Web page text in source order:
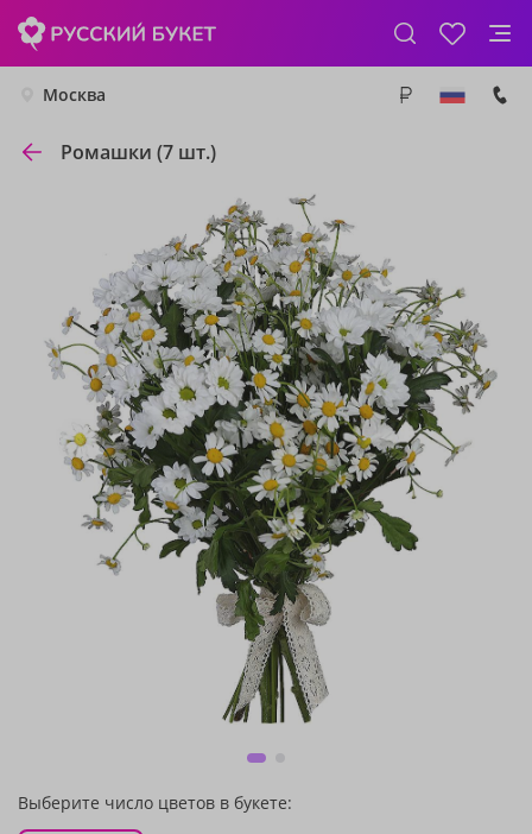
Москва
Ромашки (7 шт.)
Выберите число цветов в букете: